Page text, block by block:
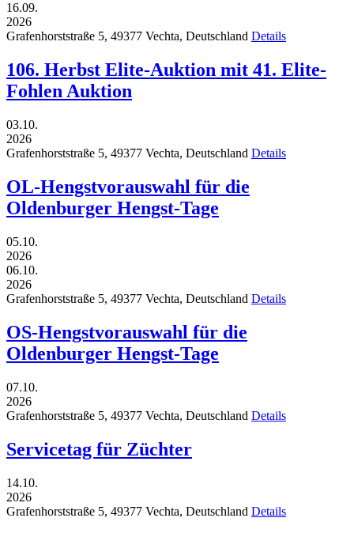
16.09.
2026
Grafenhorststraße 5, 49377 Vechta, Deutschland Details
106. Herbst Elite-Auktion mit 41. Elite-
Fohlen Auktion
03.10.
2026
Grafenhorststraße 5, 49377 Vechta, Deutschland Details
OL-Hengstvorauswahl für die
Oldenburger Hengst-Tage
05.10.
2026
06.10.
2026
Grafenhorststraße 5, 49377 Vechta, Deutschland Details
OS-Hengstvorauswahl für die
Oldenburger Hengst-Tage
07.10.
2026
Grafenhorststraße 5, 49377 Vechta, Deutschland Details
Servicetag für Züchter
14.10.
2026
Grafenhorststraße 5, 49377 Vechta, Deutschland Details